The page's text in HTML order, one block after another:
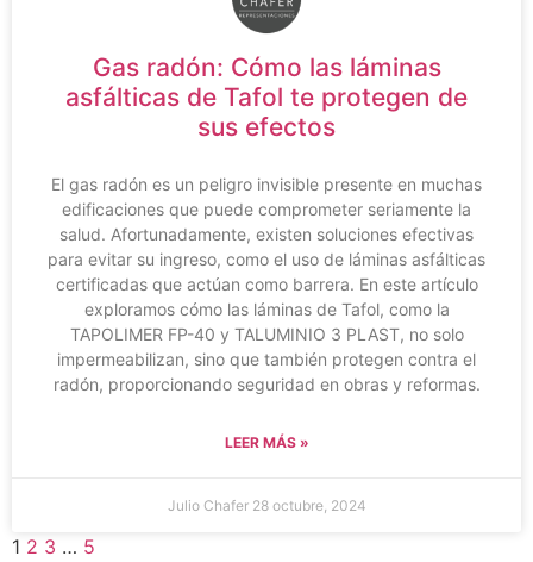
Gas radón: Cómo las láminas
asfálticas de Tafol te protegen de
sus efectos
El gas radón es un peligro invisible presente en muchas
edificaciones que puede comprometer seriamente la
salud. Afortunadamente, existen soluciones efectivas
para evitar su ingreso, como el uso de láminas asfálticas
certificadas que actúan como barrera. En este artículo
exploramos cómo las láminas de Tafol, como la
TAPOLIMER FP-40 y TALUMINIO 3 PLAST, no solo
impermeabilizan, sino que también protegen contra el
radón, proporcionando seguridad en obras y reformas.
LEER MÁS »
Julio Chafer 28 octubre, 2024
1 2 3 … 5